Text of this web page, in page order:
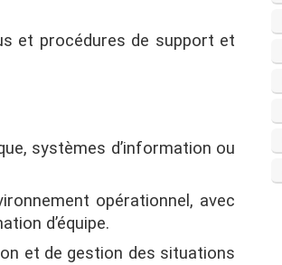
et procédures de support et
systèmes d’information ou
opérationnel, avec
d’équipe.
et de gestion des situations